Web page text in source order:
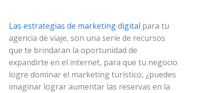
Las estrategias de marketing digital para tu
agencia de viaje, son una serie de recursos
que te brindaran la oportunidad de
expandirte en el internet, para que tu negocio
logre dominar el marketing turístico, ¿puedes
imaginar lograr aumentar las reservas en la